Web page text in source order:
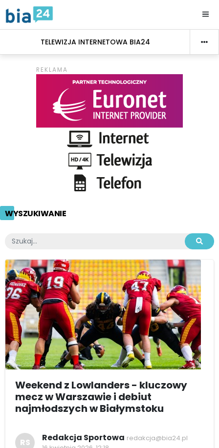
TELEWIZJA INTERNETOWA BIA24
WYSZUKIWANIE
Weekend z Lowlanders - kluczowy
mecz w Warszawie i debiut
najmłodszych w Białymstoku
RS Redakcja Sportowa redakcja@bia24.pl